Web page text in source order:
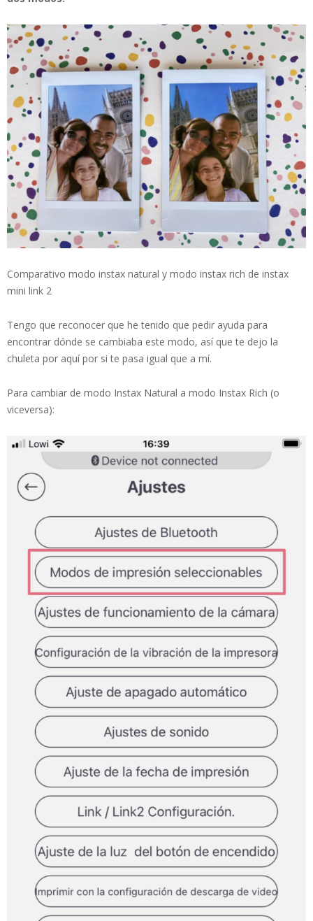
Comparativo modo instax natural y modo instax rich de instax
mini link 2
Tengo que reconocer que he tenido que pedir ayuda para
encontrar dónde se cambiaba este modo, así que te dejo la
chuleta por aquí por si te pasa igual que a mí.
Para cambiar de modo Instax Natural a modo Instax Rich (o
viceversa):